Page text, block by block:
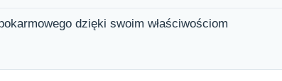
dzięki swoim właściwościom